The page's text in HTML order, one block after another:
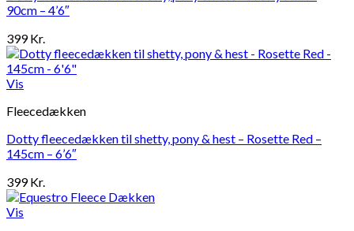
90cm – 4’6″
399Kr.
Vis
Fleecedækken
Dotty fleecedækken til shetty, pony & hest – Rosette Red –
145cm – 6’6″
399Kr.
Vis